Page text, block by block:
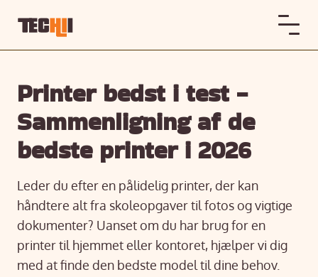
Printer bedst i test -
Sammenligning af de
bedste printer i 2026
Leder du efter en pålidelig printer, der kan
håndtere alt fra skoleopgaver til fotos og vigtige
dokumenter? Uanset om du har brug for en
printer til hjemmet eller kontoret, hjælper vi dig
med at finde den bedste model til dine behov.